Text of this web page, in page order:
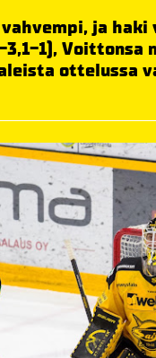
ja
1), Voittonsa
ottelussa